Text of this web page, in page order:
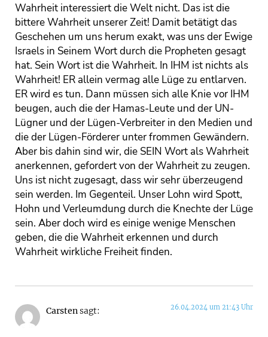
Wahrheit interessiert die Welt nicht. Das ist die
bittere Wahrheit unserer Zeit! Damit betätigt das
Geschehen um uns herum exakt, was uns der Ewige
Israels in Seinem Wort durch die Propheten gesagt
hat. Sein Wort ist die Wahrheit. In IHM ist nichts als
Wahrheit! ER allein vermag alle Lüge zu entlarven.
ER wird es tun. Dann müssen sich alle Knie vor IHM
beugen, auch die der Hamas-Leute und der UN-
Lügner und der Lügen-Verbreiter in den Medien und
die der Lügen-Förderer unter frommen Gewändern.
Aber bis dahin sind wir, die SEIN Wort als Wahrheit
anerkennen, gefordert von der Wahrheit zu zeugen.
Uns ist nicht zugesagt, dass wir sehr überzeugend
sein werden. Im Gegenteil. Unser Lohn wird Spott,
Hohn und Verleumdung durch die Knechte der Lüge
sein. Aber doch wird es einige wenige Menschen
geben, die die Wahrheit erkennen und durch
Wahrheit wirkliche Freiheit finden.
Carstensagt: 26.04.2024 um 21:43 Uhr